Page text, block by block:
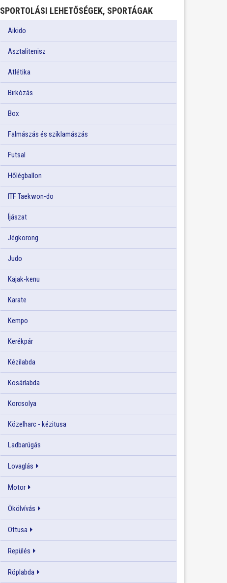
SPORTOLÁSI LEHETŐSÉGEK, SPORTÁGAK
Aikido
Asztalitenisz
Atlétika
Birkózás
Box
Falmászás és sziklamászás
Futsal
Hőlégballon
ITF Taekwon-do
Íjászat
Jégkorong
Judo
Kajak-kenu
Karate
Kempo
Kerékpár
Kézilabda
Kosárlabda
Korcsolya
Közelharc - kézitusa
Ladbarúgás
Lovaglás
Motor
Ökölvívás
Öttusa
Repülés
Röplabda